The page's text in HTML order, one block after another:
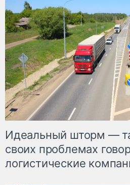
Идеальный шторм —
своих проблемах
логистические